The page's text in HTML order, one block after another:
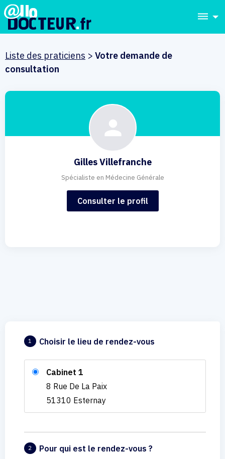
dehaze
Liste des praticiens > Votre demande de
consultation
Gilles Villefranche
Spécialiste en Médecine Générale
Consulter le profil
1 Choisir le lieu de rendez-vous
Cabinet 1
8 Rue De La Paix
51310 Esternay
2 Pour qui est le rendez-vous ?